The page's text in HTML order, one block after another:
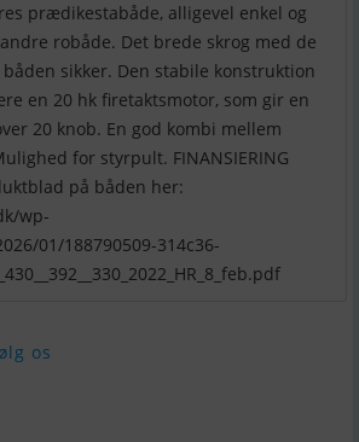
prædikestabåde, alligevel enkel og
robåde. Det brede skrog med de
sikker. Den stabile konstruktion
en 20 hk firetaktsmotor, som gir en
20 knob. En god kombi mellem
for styrpult. FINANSIERING
på båden her:
wp-
01/188790509-314c36-
os